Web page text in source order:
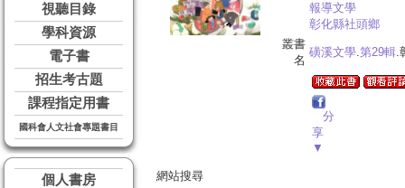
視聽目錄
學科資源
電子書
招生考古題
課程指定用書
國科會人文社會專題書目
個人書房
報導文學
彰化縣社頭鄉
叢書
名
磺溪文學.第29輯.
分
享
▼
網站搜尋